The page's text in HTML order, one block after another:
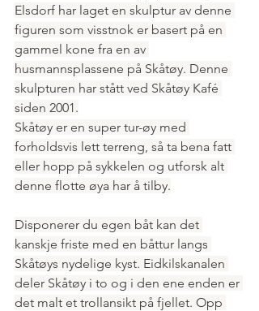
Elsdorf har laget en skulptur av denne
figuren som visstnok er basert på en
gammel kone fra en av
husmannsplassene på Skåtøy. Denne
skulpturen har stått ved Skåtøy Kafé
siden 2001.
Skåtøy er en super tur-øy med
forholdsvis lett terreng, så ta bena fatt
eller hopp på sykkelen og utforsk alt
denne flotte øya har å tilby.
Disponerer du egen båt kan det
kanskje friste med en båttur langs
Skåtøys nydelige kyst. Eidkilskanalen
deler Skåtøy i to og i den ene enden er
det malt et trollansikt på fjellet. Opp